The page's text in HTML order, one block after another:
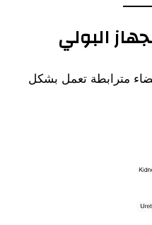
البولي
مترابطة تعمل بشكل